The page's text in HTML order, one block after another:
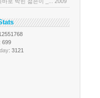
: 699
: 3121